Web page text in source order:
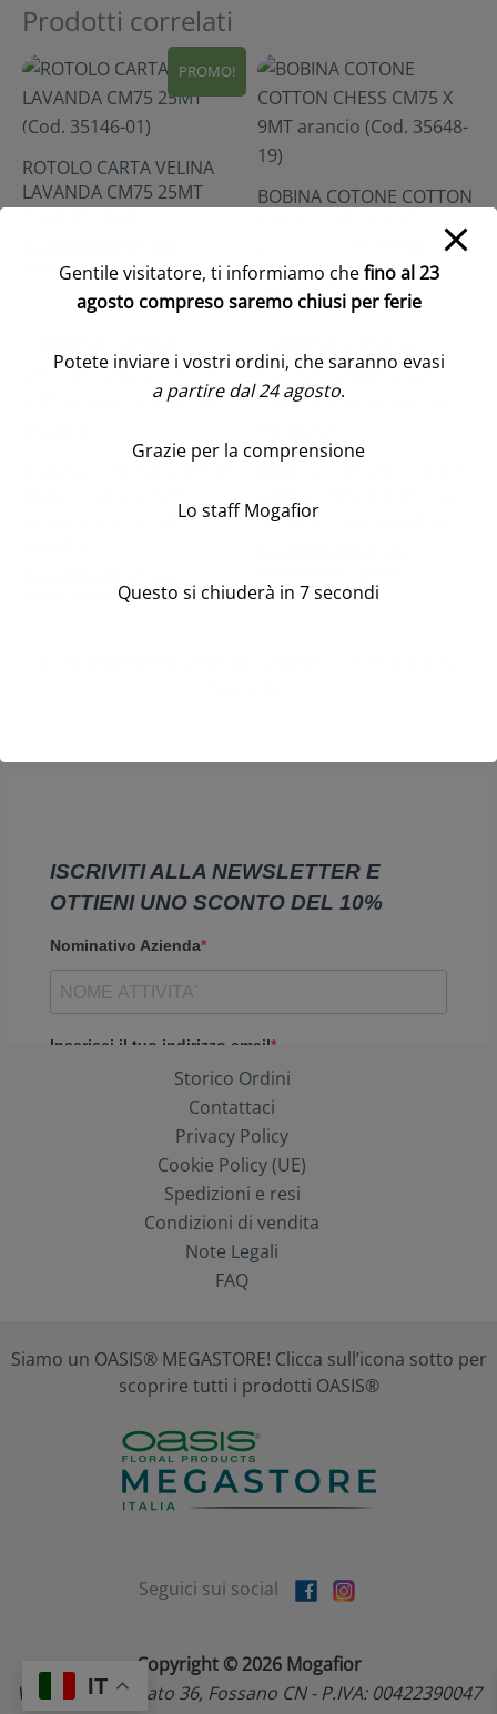
Prodotti correlati
PROMO!
ROTOLO CARTA VELINA
LAVANDA CM75 25MT
(Cod. 35146-01)
visualizzare i prezzi
CHESS CM75 X 9MT rosa-
polvere (Cod. 35648-32)
BOBINA COTONE COTTON
arancio (Cod. 35648-19)
Accedi/Registrati per
visualizzare i prezzi
verde-cameo (Cod.
visualizzare i prezzi
Storico Ordini
Contattaci
Privacy Policy
Cookie Policy (UE)
Spedizioni e resi
Condizioni di vendita
Note Legali
FAQ
Siamo un OASIS® MEGASTORE! Clicca sull’icona sotto per
scoprire tutti i prodotti OASIS®
Seguici sui social
Copyright © 2026 Mogafior
Via dell'Artigianato 36, Fossano CN - P.IVA: 00422390047
IT
Gentile visitatore, ti informiamo chefino al 23
agosto compreso saremo chiusi per ferie
Potete inviare i vostri ordini, che saranno evasi
a partire dal 24 agosto.
Grazie per la comprensione
Lo staff Mogafior
Questo si chiuderà in 7secondi